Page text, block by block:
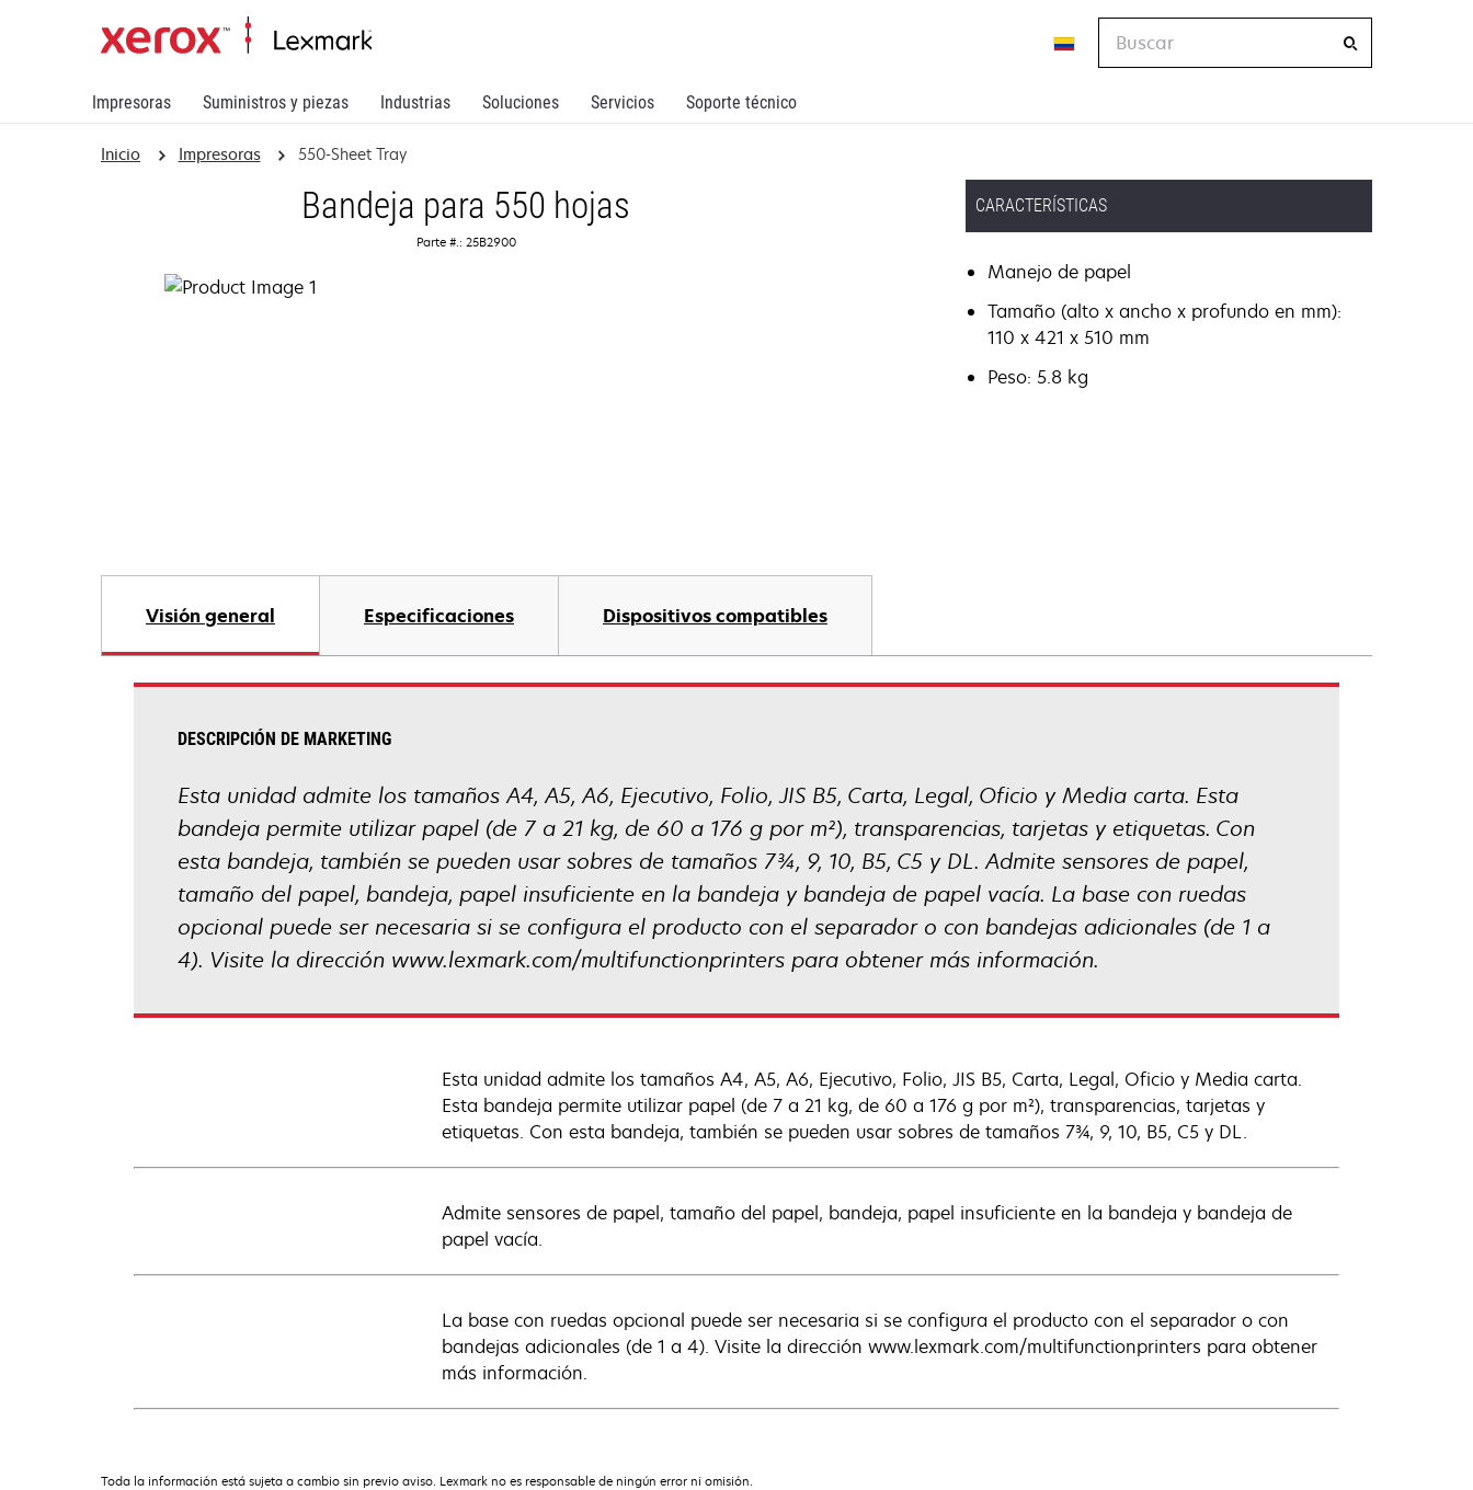
Impresoras Suministros y piezas Industrias Soluciones Servicios Soporte técnico
Inicio Impresoras 550-Sheet Tray
Bandeja para 550 hojas
Parte #.: 25B2900
CARACTERÍSTICAS
Manejo de papel
Tamaño (alto x ancho x profundo en mm):
110 x 421 x 510 mm
Peso: 5.8 kg
Visión general Especificaciones Dispositivos compatibles
DESCRIPCIÓN DE MARKETING
Esta unidad admite los tamaños A4, A5, A6, Ejecutivo, Folio, JIS B5, Carta, Legal, Oficio y Media carta. Esta
bandeja permite utilizar papel (de 7 a 21 kg, de 60 a 176 g por m²), transparencias, tarjetas y etiquetas. Con
esta bandeja, también se pueden usar sobres de tamaños 7¾, 9, 10, B5, C5 y DL. Admite sensores de papel,
tamaño del papel, bandeja, papel insuficiente en la bandeja y bandeja de papel vacía. La base con ruedas
opcional puede ser necesaria si se configura el producto con el separador o con bandejas adicionales (de 1 a
4). Visite la dirección www.lexmark.com/multifunctionprinters para obtener más información.
Esta unidad admite los tamaños A4, A5, A6, Ejecutivo, Folio, JIS B5, Carta, Legal, Oficio y Media carta.
Esta bandeja permite utilizar papel (de 7 a 21 kg, de 60 a 176 g por m²), transparencias, tarjetas y
etiquetas. Con esta bandeja, también se pueden usar sobres de tamaños 7¾, 9, 10, B5, C5 y DL.
Admite sensores de papel, tamaño del papel, bandeja, papel insuficiente en la bandeja y bandeja de
papel vacía.
La base con ruedas opcional puede ser necesaria si se configura el producto con el separador o con
bandejas adicionales (de 1 a 4). Visite la dirección www.lexmark.com/multifunctionprinters para obtener
más información.
Toda la información está sujeta a cambio sin previo aviso. Lexmark no es responsable de ningún error ni omisión.